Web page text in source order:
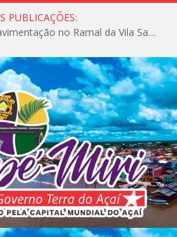
PUBLICAÇÕES:
Prefeitura inicia obra de pavimentação no Ramal da Vila Santa Maria do Icatu